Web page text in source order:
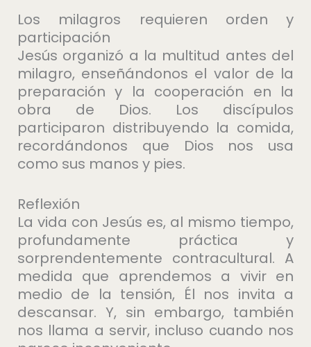
Los milagros requieren orden y
participación
Jesús organizó a la multitud antes del
milagro, enseñándonos el valor de la
preparación y la cooperación en la
obra de Dios. Los discípulos
participaron distribuyendo la comida,
recordándonos que Dios nos usa
como sus manos y pies.
Reflexión
La vida con Jesús es, al mismo tiempo,
profundamente práctica y
sorprendentemente contracultural. A
medida que aprendemos a vivir en
medio de la tensión, Él nos invita a
descansar. Y, sin embargo, también
nos llama a servir, incluso cuando nos